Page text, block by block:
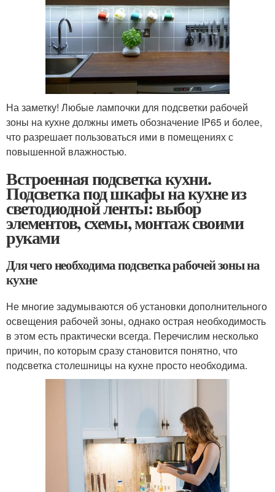
На заметку! Любые лампочки для подсветки рабочей
зоны на кухне должны иметь обозначение IP65 и более,
что разрешает пользоваться ими в помещениях с
повышенной влажностью.
Встроенная подсветка кухни.
Подсветка под шкафы на кухне из
светодиодной ленты: выбор
элементов, схемы, монтаж своими
руками
Для чего необходима подсветка рабочей зоны на
кухне
Не многие задумываются об установки дополнительного
освещения рабочей зоны, однако острая необходимость
в этом есть практически всегда. Перечислим несколько
причин, по которым сразу становится понятно, что
подсветка столешницы на кухне просто необходима.